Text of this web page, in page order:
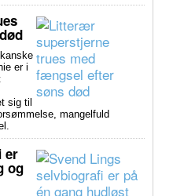
er i
sig til
mangelfuld
er
og